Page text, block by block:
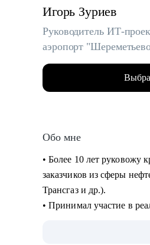
Игорь Зуриев
Руководитель ИТ-
аэропорт
Обо мне
• Более 10 лет руковожу
заказчиков из сферы
Трансгаз и др.).
• Принимал участие в